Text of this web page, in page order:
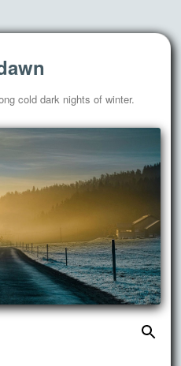
cold dark nights of winter.
搜
索：